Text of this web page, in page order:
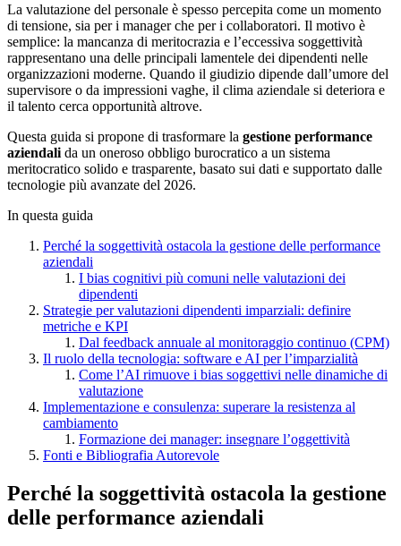
La valutazione del personale è spesso percepita come un momento
di tensione, sia per i manager che per i collaboratori. Il motivo è
semplice: la mancanza di meritocrazia e l’eccessiva soggettività
rappresentano una delle principali lamentele dei dipendenti nelle
organizzazioni moderne. Quando il giudizio dipende dall’umore del
supervisore o da impressioni vaghe, il clima aziendale si deteriora e
il talento cerca opportunità altrove.
Questa guida si propone di trasformare la gestione performance
aziendali da un oneroso obbligo burocratico a un sistema
meritocratico solido e trasparente, basato sui dati e supportato dalle
tecnologie più avanzate del 2026.
In questa guida
Perché la soggettività ostacola la gestione delle performance
aziendali
I bias cognitivi più comuni nelle valutazioni dei
dipendenti
Strategie per valutazioni dipendenti imparziali: definire
metriche e KPI
Dal feedback annuale al monitoraggio continuo (CPM)
Il ruolo della tecnologia: software e AI per l’imparzialità
Come l’AI rimuove i bias soggettivi nelle dinamiche di
valutazione
Implementazione e consulenza: superare la resistenza al
cambiamento
Formazione dei manager: insegnare l’oggettività
Fonti e Bibliografia Autorevole
Perché la soggettività ostacola la gestione
delle performance aziendali